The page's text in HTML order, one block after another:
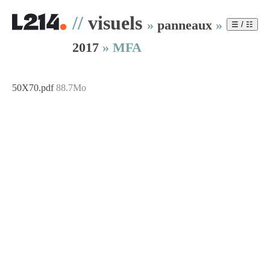
// visuels » panneaux »
2017 » MFA
50X70.pdf 88.7Mo
☰ / ☷